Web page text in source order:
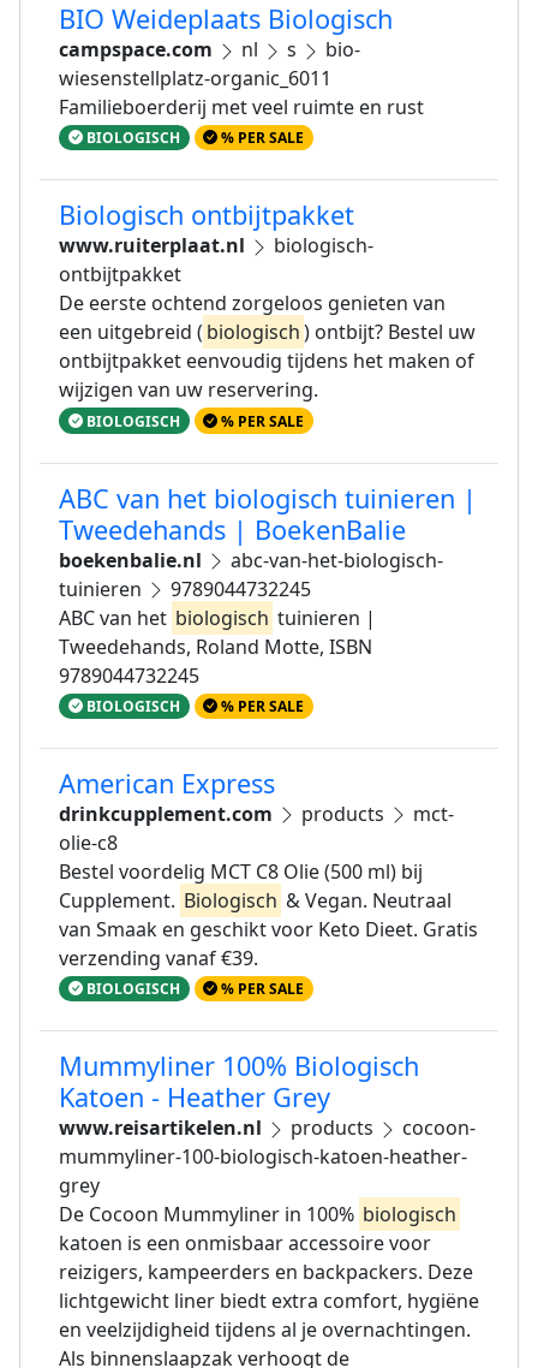
BIO Weideplaats Biologisch
campspace.com nl s
bio-
wiesenstellplatz-organic_6011
Familieboerderij met veel ruimte en rust
BIOLOGISCH % PER SALE
Biologisch ontbijtpakket
www.ruiterplaat.nl
biologisch-
ontbijtpakket
De eerste ochtend zorgeloos genieten van
een uitgebreid ( biologisch) ontbijt? Bestel uw
ontbijtpakket eenvoudig tijdens het maken of
wijzigen van uw reservering.
BIOLOGISCH % PER SALE
ABC van het biologisch tuinieren |
Tweedehands | BoekenBalie
boekenbalie.nl
abc-van-het-biologisch-
tuinieren
9789044732245
ABC van het biologisch tuinieren |
Tweedehands, Roland Motte, ISBN
9789044732245
BIOLOGISCH % PER SALE
American Express
drinkcupplement.com products
mct-
olie-c8
Bestel voordelig MCT C8 Olie (500 ml) bij
Cupplement. Biologisch & Vegan. Neutraal
van Smaak en geschikt voor Keto Dieet. Gratis
verzending vanaf €39.
BIOLOGISCH % PER SALE
Mummyliner 100% Biologisch
Katoen - Heather Grey
www.reisartikelen.nl products
cocoon-
mummyliner-100-biologisch-katoen-heather-
grey
De Cocoon Mummyliner in 100% biologisch
katoen is een onmisbaar accessoire voor
reizigers, kampeerders en backpackers. Deze
lichtgewicht liner biedt extra comfort, hygiëne
en veelzijdigheid tijdens al je overnachtingen.
Als binnenslaapzak verhoogt de